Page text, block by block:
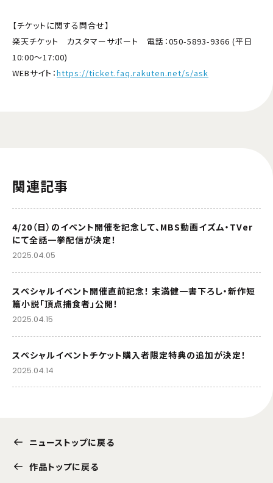
【チケットに関する問合せ】
楽天チケット カスタマーサポート 電話：050-5893-9366 (平日
10:00～17:00)
WEBサイト：https://ticket.faq.rakuten.net/s/ask
関連記事
4/20（日）のイベント開催を記念して、MBS動画イズム・TVer
にて全話一挙配信が決定！
2025.04.05
スペシャルイベント開催直前記念！ 末満健一書下ろし・新作短
篇小説「頂点捕食者」公開！
2025.04.15
スペシャルイベントチケット購入者限定特典の追加が決定！
2025.04.14
ニューストップに戻る
作品トップに戻る